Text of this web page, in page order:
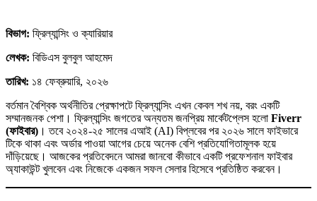
বিভাগ: ফ্রিল্যান্সিং ও ক্যারিয়ার
লেখক: বিডিএস বুলবুল আহমেদ
তারিখ: ১৪ ফেব্রুয়ারি, ২০২৬
বর্তমান বৈশ্বিক অর্থনীতির প্রেক্ষাপটে ফ্রিল্যান্সিং এখন কেবল শখ নয়, বরং একটি
সম্মানজনক পেশা। ফ্রিল্যান্সিং জগতের অন্যতম জনপ্রিয় মার্কেটপ্লেস হলো Fiverr
(ফাইবার) । তবে ২০২৪-২৫ সালের এআই (AI) বিপ্লবের পর ২০২৬ সালে ফাইভারে
টিকে থাকা এবং অর্ডার পাওয়া আগের চেয়ে অনেক বেশি প্রতিযোগিতামূলক হয়ে
দাঁড়িয়েছে। আজকের প্রতিবেদনে আমরা জানবো কীভাবে একটি প্রফেশনাল ফাইবার
অ্যাকাউন্ট খুলবেন এবং নিজেকে একজন সফল সেলার হিসেবে প্রতিষ্ঠিত করবেন।